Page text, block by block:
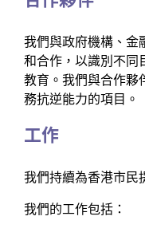
我們與政府機構、金
和合作，以識別不同
教育。我們與合作夥
務抗逆能力的項目。
工作
我們持續為香港市民
我們的工作包括：